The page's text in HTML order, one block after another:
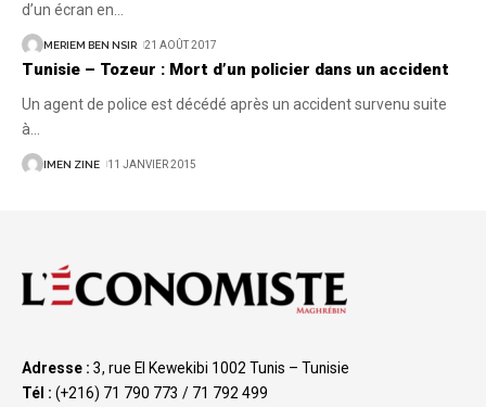
d’un écran en…
MERIEM BEN NSIR 21 AOÛT 2017
Tunisie – Tozeur : Mort d’un policier dans un accident
Un agent de police est décédé après un accident survenu suite
à…
IMEN ZINE 11 JANVIER 2015
Adresse : 3, rue El Kewekibi 1002 Tunis – Tunisie
Tél : (+216) 71 790 773 / 71 792 499